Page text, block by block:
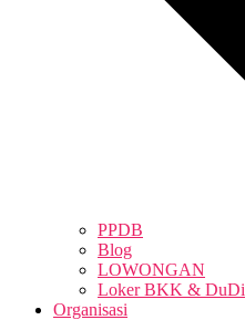
PPDB
Blog
LOWONGAN
Loker BKK & DuDi
Organisasi